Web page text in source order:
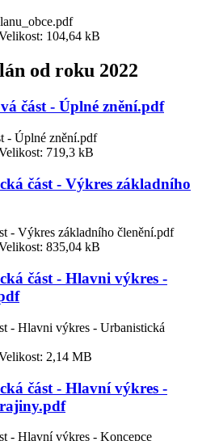
104,64 kB
od roku 2022
část - Úplné znění.pdf
- Úplné znění.pdf
719,3 kB
část - Výkres základního
- Výkres základního členění.pdf
835,04 kB
část - Hlavni výkres -
- Hlavni výkres - Urbanistická
2,14 MB
část - Hlavní výkres -
- Hlavní výkres - Koncepce